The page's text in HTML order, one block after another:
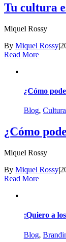
Tu cultura
Miquel Rossy
By Miquel Rossy|
Read More
¿Cómo
Blog,
¿Cómo
Miquel Rossy
By Miquel Rossy|
Read More
¡Quiero a
Blog,